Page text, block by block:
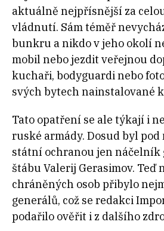
aktuálně nejpřísnější za
vládnutí. Sám téměř
bunkru a nikdo v jeho okolí
mobil nebo jezdit veřejnou
kuchaři, bodyguardi nebo
svých bytech nainstalované
Tato opatření se ale týkají i
ruské armády. Dosud byl
státní ochranou jen
štábu Valerij Gerasimov. Teď
chráněných osob přibylo
generálů, což se redakci
podařilo ověřit i z dalšího